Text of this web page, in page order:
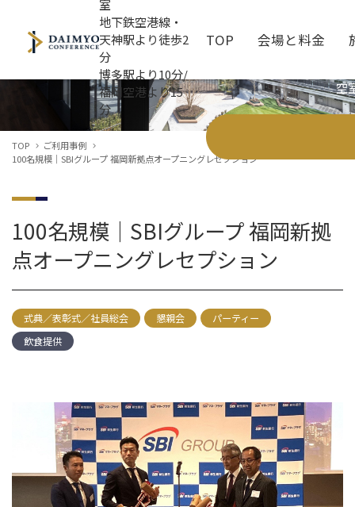
室
地下鉄空港線・
天神駅より徒歩2
分
博多駅より10分/
福岡空港より15
分
TOP 会場と料金
全館情報 3F Entrance Lobby
Dialogue Room（1・2）Board Room
施設案内 ホテル・パーク併用プラン
よくあるご質問
資料ダウンロード
お知らせ 最新サービス
空
ご利用事例
TOP
ご利用事例
100名規模｜SBIグループ 福岡新拠点オープニングレセプション
100名規模｜SBIグループ 福岡新拠
点オープニングレセプション
式典／表彰式／社員総会 懇親会
パーティー
飲食提供